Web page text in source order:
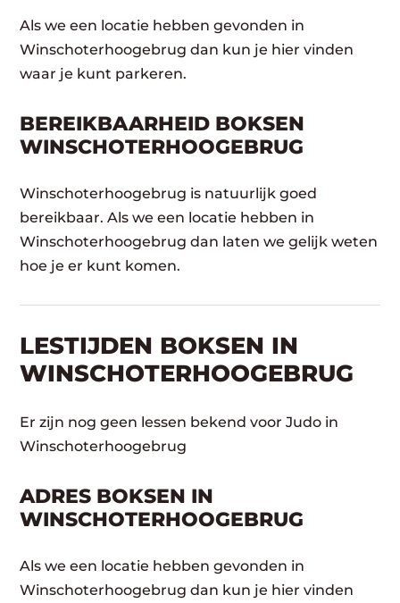
Als we een locatie hebben gevonden in
Winschoterhoogebrug dan kun je hier vinden
waar je kunt parkeren.
BEREIKBAARHEID BOKSEN
WINSCHOTERHOOGEBRUG
Winschoterhoogebrug is natuurlijk goed
bereikbaar. Als we een locatie hebben in
Winschoterhoogebrug dan laten we gelijk weten
hoe je er kunt komen.
LESTIJDEN BOKSEN IN
WINSCHOTERHOOGEBRUG
Er zijn nog geen lessen bekend voor Judo in
Winschoterhoogebrug
ADRES BOKSEN IN
WINSCHOTERHOOGEBRUG
Als we een locatie hebben gevonden in
Winschoterhoogebrug dan kun je hier vinden